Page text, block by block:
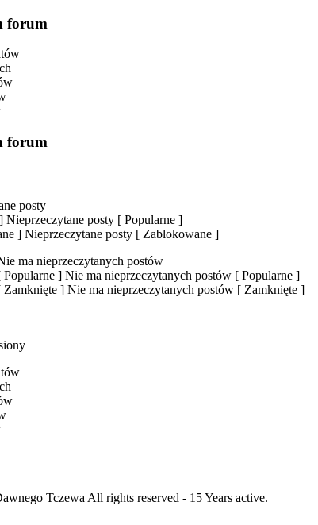
forum
forum
posty
Nieprzeczytane posty [ Popularne ]
] Nieprzeczytane posty [ Zablokowane ]
ma nieprzeczytanych postów
Popularne ] Nie ma nieprzeczytanych postów [ Popularne ]
Zamknięte ] Nie ma nieprzeczytanych postów [ Zamknięte ]
Tczewa All rights reserved - 15 Years active.